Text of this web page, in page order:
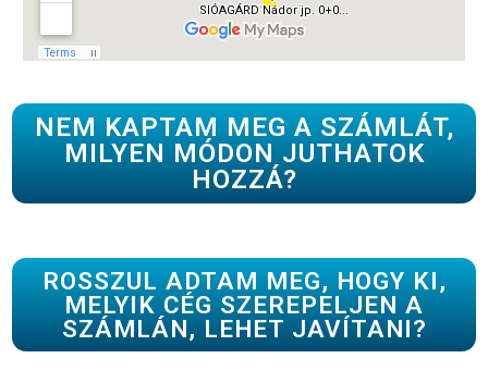
NEM KAPTAM MEG A SZÁMLÁT,
MILYEN MÓDON JUTHATOK
HOZZÁ?
ROSSZUL ADTAM MEG, HOGY KI,
MELYIK CÉG SZEREPELJEN A
SZÁMLÁN, LEHET JAVÍTANI?